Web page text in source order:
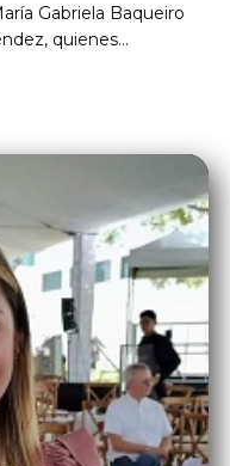
Gabriela Baqueiro
quienes…